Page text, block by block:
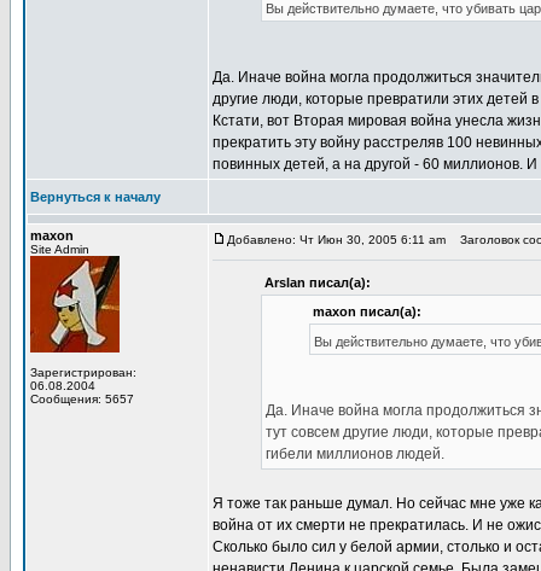
Вы действительно думаете, что убивать
Да. Иначе война могла продолжиться
другие люди, которые превратили этих детей
Кстати, вот Вторая мировая война унесла
прекратить эту войну расстреляв 100
повинных детей, а на другой - 60 миллионов. И
Вернуться к началу
maxon
Site Admin
Зарегистрирован:
06.08.2004
Сообщения: 5657
Добавлено: Чт Июн 30, 2005 6:11 am Заголовок
Arslan писал(а):
maxon писал(а):
Вы действительно думаете, что
Да. Иначе война могла продолжиться
тут совсем другие люди, которые
гибели миллионов людей.
Я тоже так раньше думал. Но сейчас мне уже
война от их смерти не прекратилась. И не
Сколько было сил у белой армии, столько и